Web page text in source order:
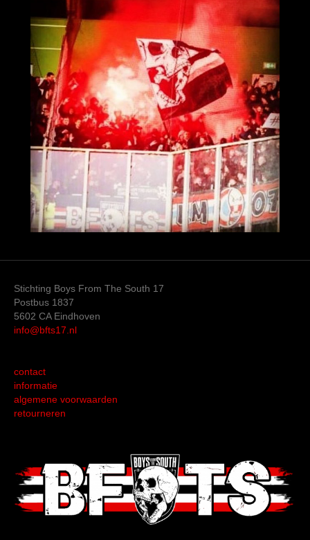
Stichting Boys From The South 17
Postbus 1837
5602 CA Eindhoven
info@bfts17.nl
contact
informatie
algemene voorwaarden
retourneren